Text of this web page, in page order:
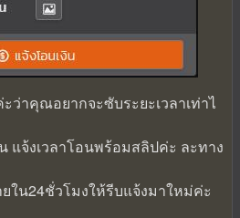
ว่าคุณอยากจะซับระยะเวลาเท่าไ
แจ้งเวลาโอนพร้อมสลิปค่ะ ละทาง
ใน24ชั่วโมงให้รีบแจ้งมาใหม่ค่ะ